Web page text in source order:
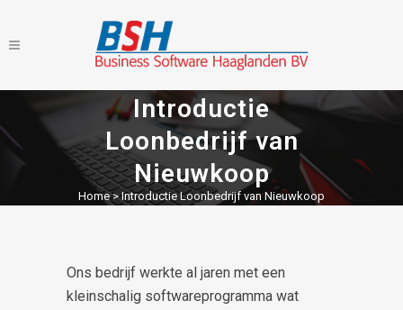
Introductie
Loonbedrijf van
Nieuwkoop
Home>Introductie Loonbedrijf van Nieuwkoop
Ons bedrijf werkte al jaren met een
kleinschalig softwareprogramma wat